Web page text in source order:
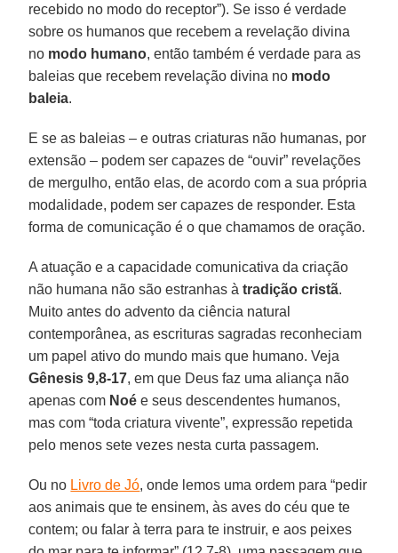
recebido no modo do receptor”). Se isso é verdade
sobre os humanos que recebem a revelação divina
no modo humano, então também é verdade para as
baleias que recebem revelação divina no modo
baleia.
E se as baleias – e outras criaturas não humanas, por
extensão – podem ser capazes de “ouvir” revelações
de mergulho, então elas, de acordo com a sua própria
modalidade, podem ser capazes de responder. Esta
forma de comunicação é o que chamamos de oração.
A atuação e a capacidade comunicativa da criação
não humana não são estranhas àtradição cristã.
Muito antes do advento da ciência natural
contemporânea, as escrituras sagradas reconheciam
um papel ativo do mundo mais que humano. Veja
Gênesis 9,8-17, em que Deus faz uma aliança não
apenas com Noé e seus descendentes humanos,
mas com “toda criatura vivente”, expressão repetida
pelo menos sete vezes nesta curta passagem.
Ou no Livro de Jó, onde lemos uma ordem para “pedir
aos animais que te ensinem, às aves do céu que te
contem; ou falar à terra para te instruir, e aos peixes